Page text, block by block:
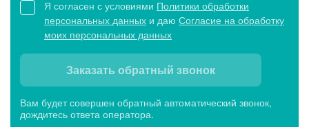
Я согласен с условиями Политики обработки
персональных данных и даю Согласие на обработку
моих персональных данных
Заказать обратный звонок
Вам будет совершен обратный автоматический звонок,
дождитесь ответа оператора.